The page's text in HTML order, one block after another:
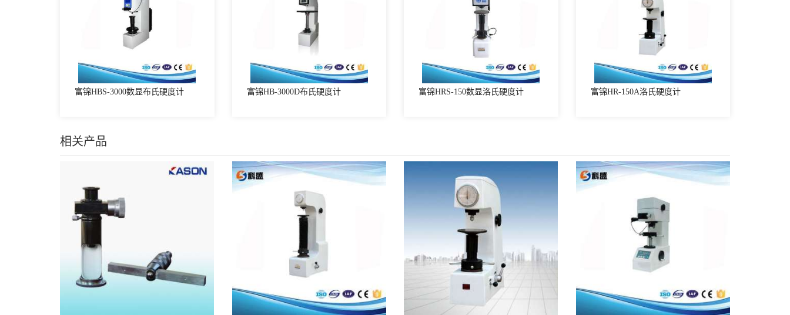
富锦HBS-3000数显布氏硬度计 富锦HB-3000D布氏硬度计 富锦HRS-150数显洛氏硬度计 富锦HR-150A洛氏硬度计
相关产品